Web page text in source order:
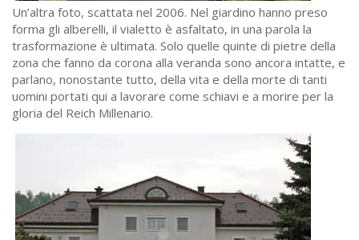
Un’altra foto, scattata nel 2006. Nel giardino hanno preso
forma gli alberelli, il vialetto è asfaltato, in una parola la
trasformazione è ultimata. Solo quelle quinte di pietre della
zona che fanno da corona alla veranda sono ancora intatte, e
parlano, nonostante tutto, della vita e della morte di tanti
uomini portati qui a lavorare come schiavi e a morire per la
gloria del Reich Millenario.